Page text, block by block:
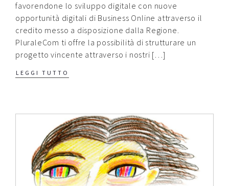
favorendone lo sviluppo digitale con nuove
opportunità digitali di Business Online attraverso il
credito messo a disposizione dalla Regione.
PluraleCom ti offre la possibilità di strutturare un
progetto vincente attraverso i nostri […]
LEGGI TUTTO